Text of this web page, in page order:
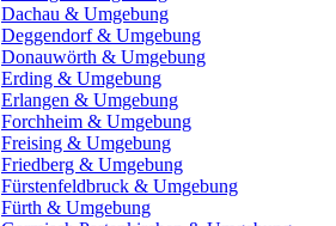
Dachau & Umgebung
Deggendorf & Umgebung
Donauwörth & Umgebung
Erding & Umgebung
Erlangen & Umgebung
Forchheim & Umgebung
Freising & Umgebung
Friedberg & Umgebung
Fürstenfeldbruck & Umgebung
Fürth & Umgebung